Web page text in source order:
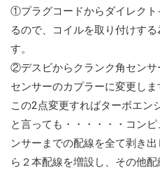
①プラグコードからダイレクト
るので、コイルを取り付けす
す。
②デスビからクランク角センサ
センサーのカプラーに変更しま
この2点変更すればターボエン
と言っても・・・・・・コン
ンサーまでの配線を全て剥き
ら２本配線を増設し、その他